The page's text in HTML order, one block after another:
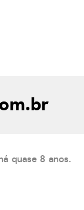
quase 8 anos.